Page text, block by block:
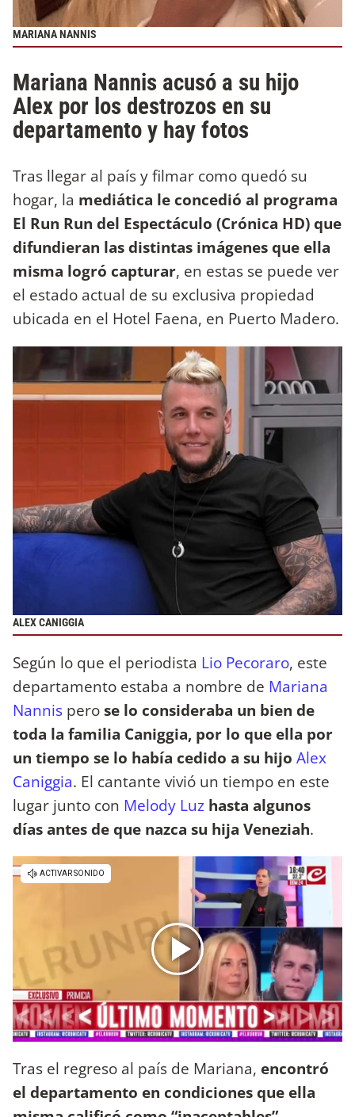
MARIANA NANNIS
Mariana Nannis acusó a su hijo
Alex por los destrozos en su
departamento y hay fotos
Tras llegar al país y filmar como quedó su
hogar, la mediática le concedió al programa
El Run Run del Espectáculo (Crónica HD) que
difundieran las distintas imágenes que ella
misma logró capturar, en estas se puede ver
el estado actual de su exclusiva propiedad
ubicada en el Hotel Faena, en Puerto Madero.
ALEX CANIGGIA
Según lo que el periodista Lio Pecoraro, este
departamento estaba a nombre de Mariana
Nannis perose lo consideraba un bien de
toda la familia Caniggia, por lo que ella por
un tiempo se lo había cedido a su hijo Alex
Caniggia. El cantante vivió un tiempo en este
lugar junto con Melody Luz hasta algunos
días antes de que nazca su hija Veneziah.
Tras el regreso al país de Mariana, encontró
el departamento en condiciones que ella